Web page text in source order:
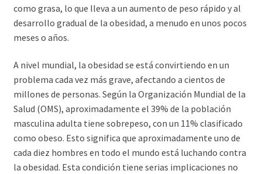
como grasa, lo que lleva a un aumento de peso rápido y al
desarrollo gradual de la obesidad, a menudo en unos pocos
meses o años.
A nivel mundial, la obesidad se está convirtiendo en un
problema cada vez más grave, afectando a cientos de
millones de personas. Según la Organización Mundial de la
Salud (OMS), aproximadamente el 39% de la población
masculina adulta tiene sobrepeso, con un 11% clasificado
como obeso. Esto significa que aproximadamente uno de
cada diez hombres en todo el mundo está luchando contra
la obesidad. Esta condición tiene serias implicaciones no